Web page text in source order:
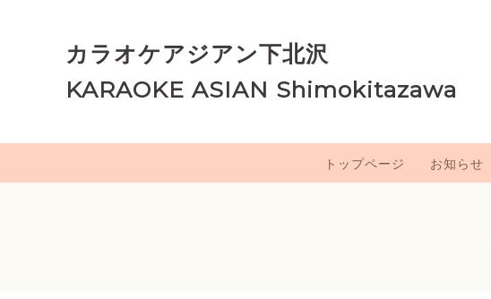
カラオケアジアン下北沢
KARAOKE ASIAN Shimokitazawa
トップページ お知らせ